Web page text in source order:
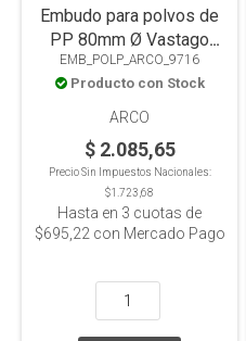
Embudo para polvos de
PP 80mm Ø Vastago
30mm, Autoclavable
EMB_POLP_ARCO_9716
Producto con Stock
ARCO
$ 2.085,65
Precio Sin Impuestos Nacionales:
$1.723,68
Hasta en 3 cuotas de
$695,22 con Mercado Pago